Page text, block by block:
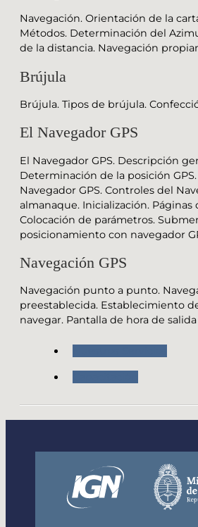
Navegación. Orientación de la
Métodos. Determinación del
de la distancia. Navegación
Brújula
Brújula. Tipos de brújula.
El Navegador GPS
El Navegador GPS. Descripción
Determinación de la posición
Navegador GPS. Controles del
almanaque. Inicialización. Páginas
Colocación de parámetros.
posicionamiento con navegador
Navegación GPS
Navegación punto a punto.
preestablecida. Establecimiento
navegar. Pantalla de hora de